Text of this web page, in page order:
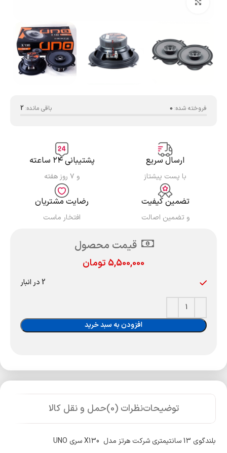
فروخته شده: 0 باقی مانده: 2
ارسال سریع
با پست پیشتاز
پشتیبانی ۲۴ ساعته
و ۷ روز هفته
تضمین کیفیت
و تضمین اصالت
رضایت مشتریان
افتخار ماست
قیمت محصول
5,500,000 تومان
2 در انبار
افزودن به سبد خرید
توضیحاتنظرات (0) حمل و نقل کالا
بلندگوی 13 سانتیمتری شرکت هرتز مدل X130 سري UNO